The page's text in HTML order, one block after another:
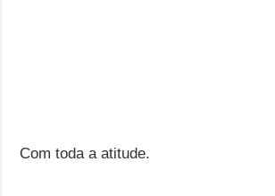
Com toda a atitude.